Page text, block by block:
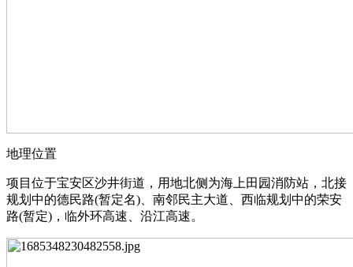
地理位置
项⽬位于宝安区沙井街道，⽤地北侧为海上⽥园消防站，北接
规划中的德⺠路(暂定名)、南邻⺠主⼤道、西临规划中的荣安
路(暂定)，临外环⾼速、沿江⾼速。